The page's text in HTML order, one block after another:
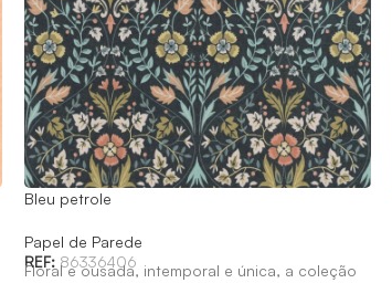
Bleu petrole
Papel de Parede
REF: 86336406
Floral e ousada, intemporal e única, a coleção